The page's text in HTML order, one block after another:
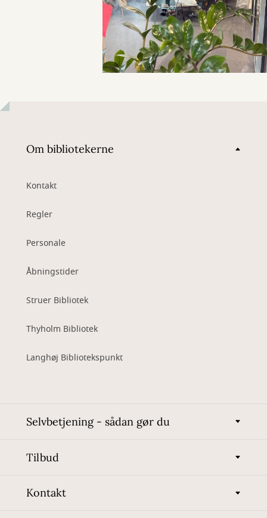
Om bibliotekerne
Kontakt
Regler
Personale
Åbningstider
Struer Bibliotek
Thyholm Bibliotek
Langhøj Bibliotekspunkt
Selvbetjening - sådan gør du
Tilbud
Kontakt